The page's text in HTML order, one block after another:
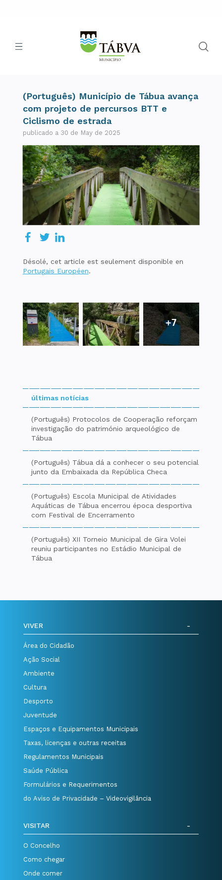
(Português) Município de Tábua avança
com projeto de percursos BTT e
Ciclismo de estrada
publicado a 30 de May de 2025
Désolé, cet article est seulement disponible en
Portugais Européen.
+7
últimas notícias
(Português) Protocolos de Cooperação reforçam
investigação do património arqueológico de
Tábua
(Português) Tábua dá a conhecer o seu potencial
junto da Embaixada da República Checa
(Português) Escola Municipal de Atividades
Aquáticas de Tábua encerrou época desportiva
com Festival de Encerramento
(Português) XII Torneio Municipal de Gira Volei
reuniu participantes no Estádio Municipal de
Tábua
VIVER
Área do Cidadão
Ação Social
Ambiente
Cultura
Desporto
Juventude
Espaços e Equipamentos Municipais
Taxas, licenças e outras receitas
Regulamentos Municipais
Saúde Pública
Formulários e Requerimentos
do Aviso de Privacidade – Videovigilância
VISITAR
O Concelho
Como chegar
Onde comer